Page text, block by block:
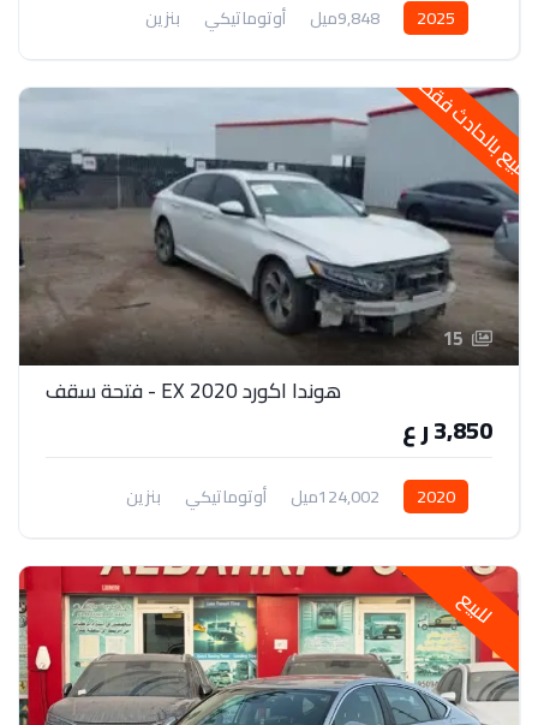
2025 9,848ميل أوتوماتيكي
بنزين
دفع أمامي
بالحادث فقط
15
هوندا اكورد 2020 EX - فتحة سقف
3,850 ر ع
2020 124,002ميل أوتوماتيكي
بنزين
دفع أمامي
للبيع